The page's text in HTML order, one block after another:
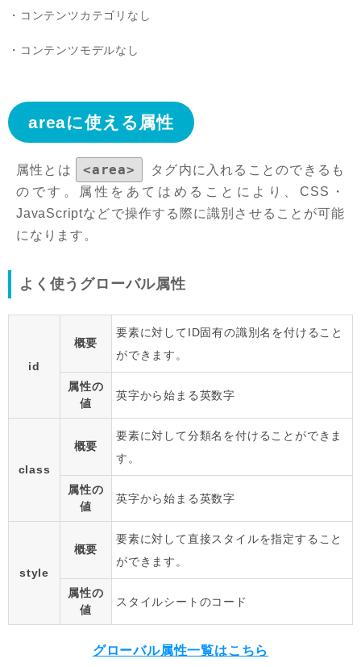
コンテンツカテゴリなし
コンテンツモデルなし
areaに使える属性
属性とは <area>
タグ内に入れることのできるも
のです。属性をあてはめることにより、CSS・
JavaScriptなどで操作する際に識別させることが可能
になります。
よく使うグローバル属性
id
概要
要素に対してID固有の識別名を付けること
ができます。
属性の
値
英字から始まる英数字
class
概要
要素に対して分類名を付けることができま
す。
属性の
値
英字から始まる英数字
style
概要
要素に対して直接スタイルを指定すること
ができます。
属性の
値
スタイルシートのコード
グローバル属性一覧はこちら